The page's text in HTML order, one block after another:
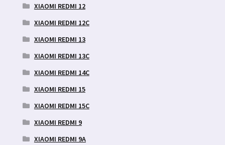
XIAOMI REDMI 12
XIAOMI REDMI 12C
XIAOMI REDMI 13
XIAOMI REDMI 13C
XIAOMI REDMI 14C
XIAOMI REDMI 15
XIAOMI REDMI 15C
XIAOMI REDMI 9
XIAOMI REDMI 9A